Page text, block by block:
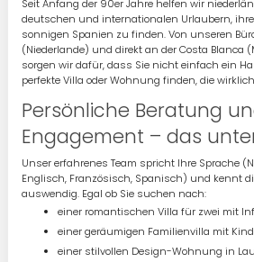
Seit Anfang der 90er Jahre helfen wir
deutschen und internationalen Urlaubern,
sonnigen Spanien zu finden. Von unseren
(Niederlande) und direkt an der Costa Blanca
sorgen wir dafür, dass Sie nicht einfach ein
perfekte Villa oder Wohnung finden, die
Persönliche Beratung
Engagement – das
Unser erfahrenes Team spricht Ihre Sprache
Englisch, Französisch, Spanisch) und kennt
auswendig. Egal ob Sie suchen nach:
einer romantischen Villa für zwei mit
einer geräumigen Familienvilla mit
einer stilvollen Design-Wohnung in